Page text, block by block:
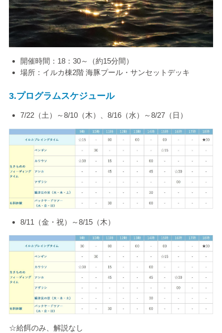
開催時間： 18 ：30～（約15分間）
場所：イルカ棟2階 海豚プール・サンセットデッキ
3.プログラムスケジュール
7/22（土）～8/10 （木）、8/16 （水）～8/27 （日）
8/11（金・祝）～8/15 （木）
☆給餌のみ、解説なし